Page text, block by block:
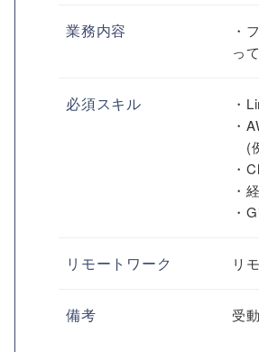
業務内容
・
っ
必須スキル
・
・
(
・
・
・
リモートワーク リ
備考 受